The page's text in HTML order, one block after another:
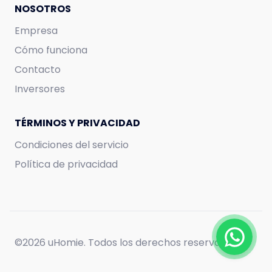
NOSOTROS
Empresa
Cómo funciona
Contacto
Inversores
TÉRMINOS Y PRIVACIDAD
Condiciones del servicio
Política de privacidad
©2026 uHomie. Todos los derechos reservados